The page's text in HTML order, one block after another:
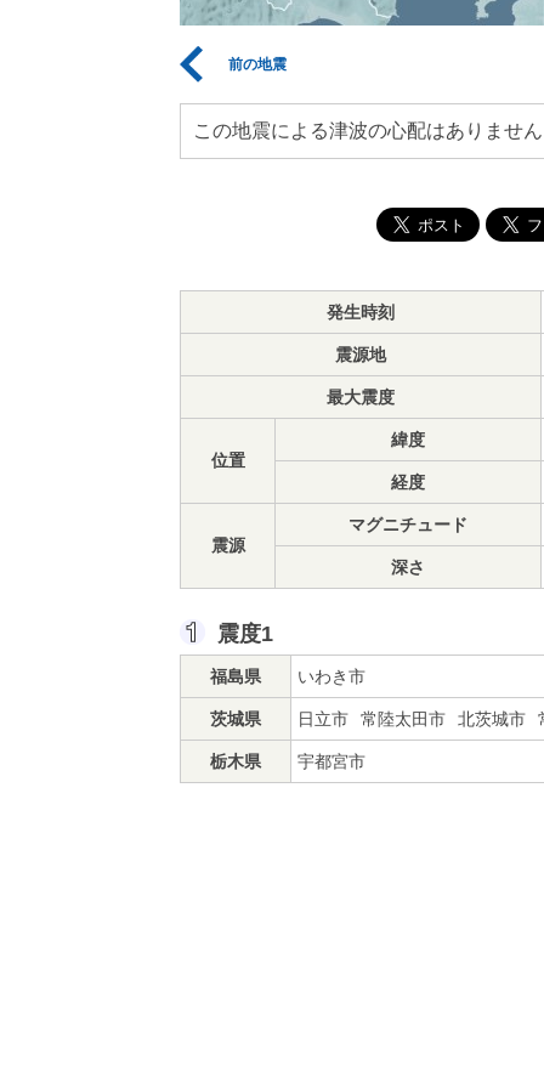
前の地震
この地震による津波の心配はありませ
発生時刻
震源地
最大震度
位置
緯度
経度
震源
マグニチュード
深さ
震度1
福島県 いわき市
茨城県 日立市 常陸太田市 北茨城市
栃木県 宇都宮市